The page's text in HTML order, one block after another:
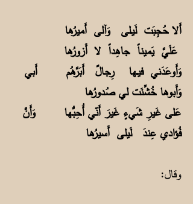
أَلا حُجِبَت لَيـلى وَآلى أَميرُها
عَلَيَّ يَميناً جاهِداً لا أَزورُها
وَأَوعَدَني فيـها رِجالٌ أَبَرَّهُم أَبي
وَأَبوها خُشِّنَت لي صُدورُها
عَلى غَيرِ شَيءٍ غَيرَ أَنّي أُحِبُّها وَأَنَّ
فُؤادي عِندَ لَيلى أَسيرُها
وقال: